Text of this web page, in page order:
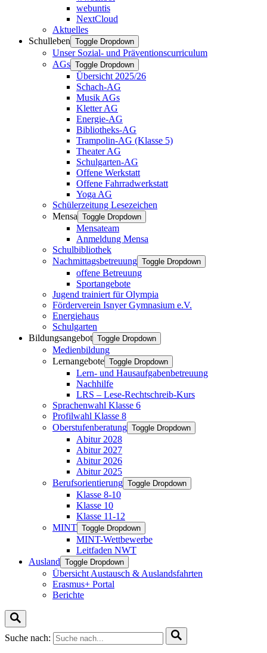
webuntis
NextCloud
Aktuelles
Schulleben Toggle Dropdown
Unser Sozial- und Präventionscurriculum
AGs Toggle Dropdown
Übersicht 2025/26
Schach-AG
Musik AGs
Kletter AG
Energie-AG
Bibliotheks-AG
Trampolin-AG (Klasse 5)
Theater AG
Schulgarten-AG
Offene Werkstatt
Offene Fahrradwerkstatt
Yoga AG
Schülerzeitung Lesezeichen
Mensa Toggle Dropdown
Mensateam
Anmeldung Mensa
Schulbibliothek
Nachmittagsbetreuung Toggle Dropdown
offene Betreuung
Sportangebote
Jugend trainiert für Olympia
Förderverein Isnyer Gymnasium e.V.
Energiehaus
Schulgarten
Bildungsangebot Toggle Dropdown
Medienbildung
Lernangebote Toggle Dropdown
Lern- und Hausaufgabenbetreuung
Nachhilfe
LRS – Lese-Rechtschreib-Kurs
Sprachenwahl Klasse 6
Profilwahl Klasse 8
Oberstufenberatung Toggle Dropdown
Abitur 2028
Abitur 2027
Abitur 2026
Abitur 2025
Berufsorientierung Toggle Dropdown
Klasse 8-10
Klasse 10
Klasse 11-12
MINT Toggle Dropdown
MINT-Wettbewerbe
Leitfaden NWT
Ausland Toggle Dropdown
Übersicht Austausch & Auslandsfahrten
Erasmus+ Portal
Berichte
Suche nach: